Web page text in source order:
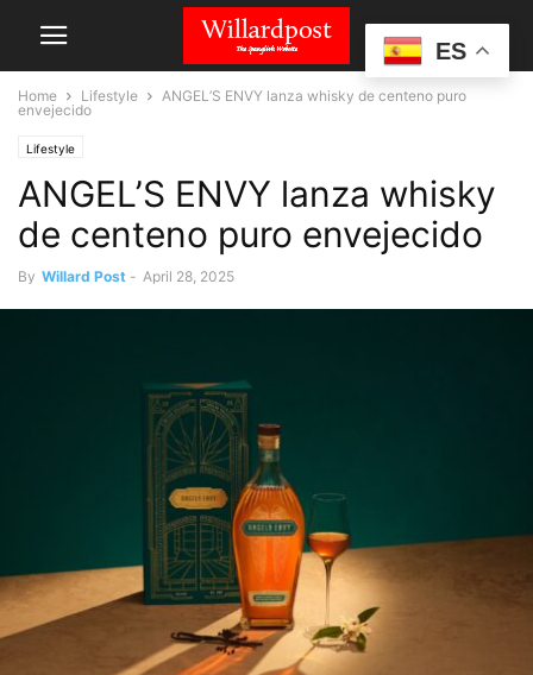
Home Lifestyle
ANGEL’S ENVY lanza whisky de centeno puro
envejecido
Lifestyle
ANGEL’S ENVY lanza whisky
de centeno puro envejecido
By Willard Post - April 28, 2025
ES